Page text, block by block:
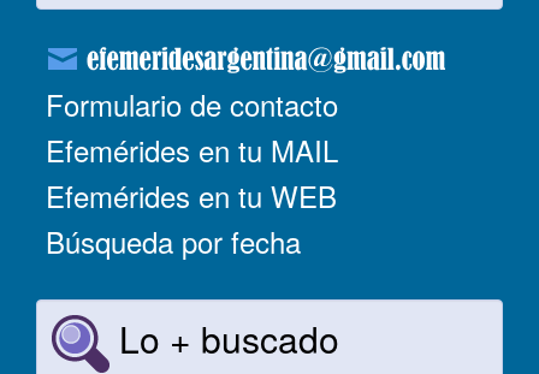
Formulario de contacto
Efemérides en tu MAIL
Efemérides en tu WEB
Búsqueda por fecha
Lo + buscado